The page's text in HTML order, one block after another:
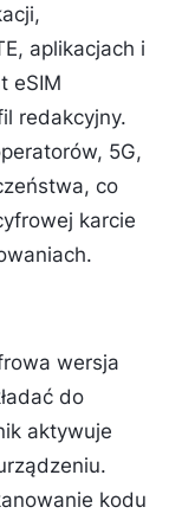
aplikacjach i
eSIM
redakcyjny.
5G,
co
karcie
wersja
do
aktywuje
kodu